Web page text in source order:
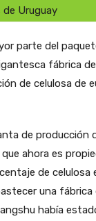
de Uruguay
parte del
fábrica
de celulosa de
de producción
ahora es
de celulosa
una fábrica
había